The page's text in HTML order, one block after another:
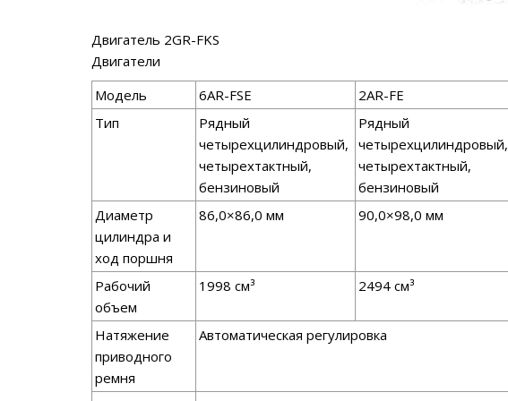
Двигатель 2GR-FKS
Двигатели
Модель
6AR-FSE 2AR-FE
Тип
Рядный
четырехцилиндровый,
четырехтактный,
бензиновый
Рядный
четырехцилиндровый,
четырехтактный,
бензиновый
Диаметр
цилиндра и
ход поршня
86,0×86,0 мм 90,0×98,0 мм
Рабочий
объем
1998 см³ 2494 см³
Натяжение
приводного
ремня
Автоматическая регулировка